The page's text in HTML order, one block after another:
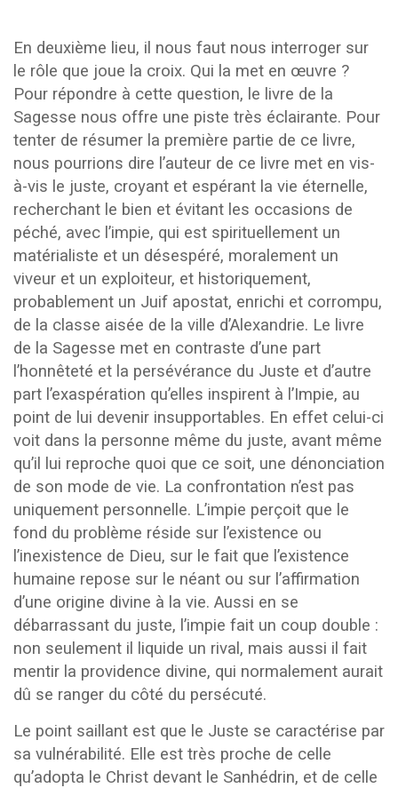
En deuxième lieu, il nous faut nous interroger sur
le rôle que joue la croix. Qui la met en œuvre ?
Pour répondre à cette question, le livre de la
Sagesse nous offre une piste très éclairante. Pour
tenter de résumer la première partie de ce livre,
nous pourrions dire l’auteur de ce livre met en vis-
à-vis le juste, croyant et espérant la vie éternelle,
recherchant le bien et évitant les occasions de
péché, avec l’impie, qui est spirituellement un
matérialiste et un désespéré, moralement un
viveur et un exploiteur, et historiquement,
probablement un Juif apostat, enrichi et corrompu,
de la classe aisée de la ville d’Alexandrie. Le livre
de la Sagesse met en contraste d’une part
l’honnêteté et la persévérance du Juste et d’autre
part l’exaspération qu’elles inspirent à l’Impie, au
point de lui devenir insupportables. En effet celui-ci
voit dans la personne même du juste, avant même
qu’il lui reproche quoi que ce soit, une dénonciation
de son mode de vie. La confrontation n’est pas
uniquement personnelle. L’impie perçoit que le
fond du problème réside sur l’existence ou
l’inexistence de Dieu, sur le fait que l’existence
humaine repose sur le néant ou sur l’affirmation
d’une origine divine à la vie. Aussi en se
débarrassant du juste, l’impie fait un coup double :
non seulement il liquide un rival, mais aussi il fait
mentir la providence divine, qui normalement aurait
dû se ranger du côté du persécuté.
Le point saillant est que le Juste se caractérise par
sa vulnérabilité. Elle est très proche de celle
qu’adopta le Christ devant le Sanhédrin, et de celle